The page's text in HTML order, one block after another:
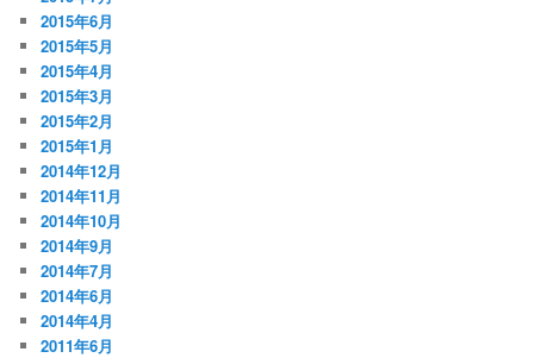
2015年6月
2015年5月
2015年4月
2015年3月
2015年2月
2015年1月
2014年12月
2014年11月
2014年10月
2014年9月
2014年7月
2014年6月
2014年4月
2011年6月